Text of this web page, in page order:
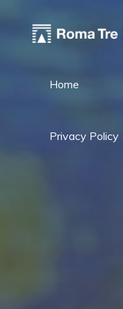
Home
Privacy Policy